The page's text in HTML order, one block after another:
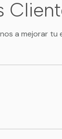
a mejorar tu